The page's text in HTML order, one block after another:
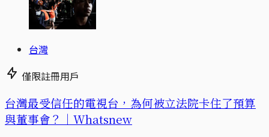
台灣
僅限註冊用戶
台灣最受信任的電視台，為何被立法院卡住了預算
與董事會？｜Whatsnew